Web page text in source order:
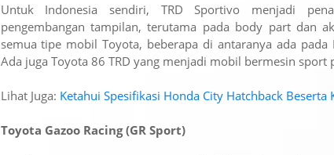
Untuk Indonesia sendiri, TRD Sportivo menjadi
pengembangan tampilan, terutama pada body part dan
semua tipe mobil Toyota, beberapa di antaranya ada pada
Ada juga Toyota 86 TRD yang menjadi mobil bermesin sport
Lihat Juga: Ketahui Spesifikasi Honda City Hatchback
Toyota Gazoo Racing (GR Sport)